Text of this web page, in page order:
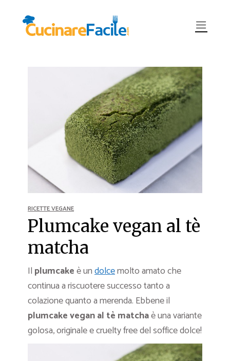
RICETTE VEGANE
Plumcake vegan al tè
matcha
Il plumcakeè undolcemolto amato che
continua a riscuotere successo tanto a
colazione quanto a merenda. Ebbene il
plumcake vegan al tè matchaè una variante
golosa, originale e cruelty free del soffice dolce!